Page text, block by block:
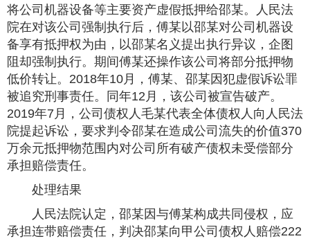
将公司机器设备等主要资产虚假抵押给邵某。人民法
院在对该公司强制执行后，傅某以邵某对公司机器设
备享有抵押权为由，以邵某名义提出执行异议，企图
阻却强制执行。期间傅某还操作该公司将部分抵押物
低价转让。2018年10月，傅某、邵某因犯虚假诉讼罪
被追究刑事责任。同年12月，该公司被宣告破产。
2019年7月，公司债权人毛某代表全体债权人向人民法
院提起诉讼，要求判令邵某在造成公司流失的价值370
万余元抵押物范围内对公司所有破产债权未受偿部分
承担赔偿责任。
处理结果
人民法院认定，邵某因与傅某构成共同侵权，应
承担连带赔偿责任，判决邵某向甲公司债权人赔偿222